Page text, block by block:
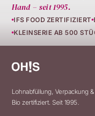
Hand – seit 1995.
IFS FOOD ZERTIFIZIERT
KLEINSERIE AB 500
Lohnabfüllung, Verpackung
Bio zertifiziert. Seit 1995.